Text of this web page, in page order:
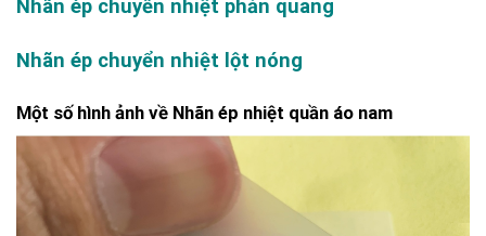
Nhãn ép chuyển nhiệt phản quang
Nhãn ép chuyển nhiệt lột nóng
Một số hình ảnh về Nhãn ép nhiệt quần áo nam